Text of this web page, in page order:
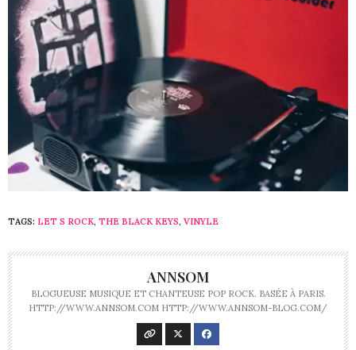
TAGS: LET S ROCK, THE BLACK KEYS, VINYLE
ANNSOM
BLOGUEUSE MUSIQUE ET CHANTEUSE POP ROCK. BASÉE À PARIS.
HTTP://WWW.ANNSOM.COM HTTP://WWW.ANNSOM-BLOG.COM/